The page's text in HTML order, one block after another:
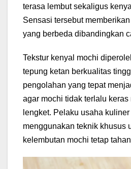
terasa lembut sekaligus
Sensasi tersebut
yang berbeda dibandingkan
Tekstur kenyal mochi
tepung ketan berkualitas
pengolahan yang tepat
agar mochi tidak terlalu keras
lengket. Pelaku usaha
menggunakan teknik khusus
kelembutan mochi tetap